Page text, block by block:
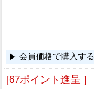
会員価格で購入す
[67ポイント進呈 ]